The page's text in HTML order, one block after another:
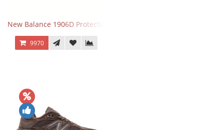
New Balance 1906D Protection Pack Black черные
9970